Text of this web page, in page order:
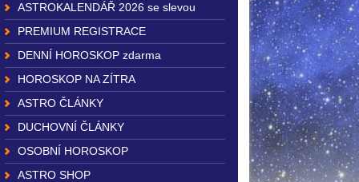
ASTROKALENDÁŘ 2026 se slevou
PREMIUM REGISTRACE
DENNÍ HOROSKOP zdarma
HOROSKOP NA ZÍTRA
ASTRO ČLÁNKY
DUCHOVNÍ ČLÁNKY
OSOBNÍ HOROSKOP
ASTRO SHOP